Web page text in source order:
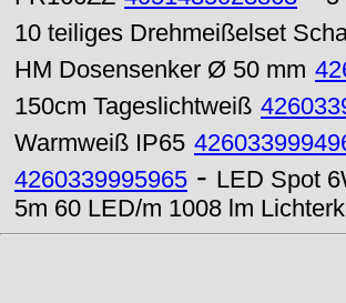
10 teiliges Drehmeißelset
HM Dosensenker Ø 50 mm
150cm Tageslichtweiß
Warmweiß IP65
4260339995965 - LED Spot
5m 60 LED/m 1008 lm